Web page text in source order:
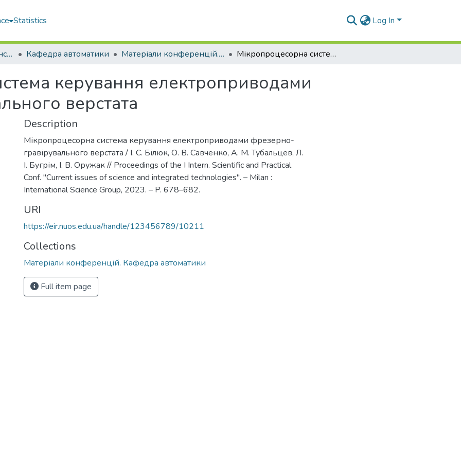
Statistics Log In
Навчально-науковий інститут автоматики та електротехніки (ННІАЕ) Кафедра автоматики Матеріали конференцій. Кафедра автоматики Мікропроцесорна система керування електроприводами фрезерно-гравірувального верстата
керування електроприводами
верстата
Description
Мікропроцесорна система керування електроприводами фрезерно-
гравірувального верстата / І. С. Білюк, О. В. Савченко, А. М. Тубальцев, Л.
І. Бугрім, І. В. Оружак // Proceedings of the I Intern. Scientific and Practical
Conf. ''Current issues of science and integrated technologies''. – Milan :
International Science Group, 2023. – P. 678–682.
URI
https://eir.nuos.edu.ua/handle/123456789/10211
Collections
Матеріали конференцій. Кафедра автоматики
Full item page